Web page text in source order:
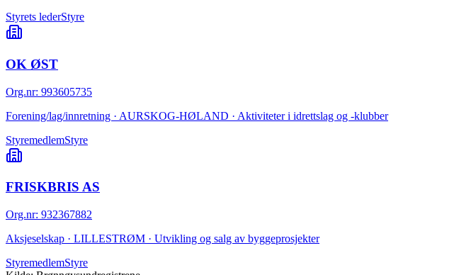
Styrets lederStyre
OK ØST
Org.nr: 993605735
Forening/lag/innretning · AURSKOG-HØLAND · Aktiviteter i idrettslag og -klubber
StyremedlemStyre
FRISKBRIS AS
Org.nr: 932367882
Aksjeselskap · LILLESTRØM · Utvikling og salg av byggeprosjekter
StyremedlemStyre